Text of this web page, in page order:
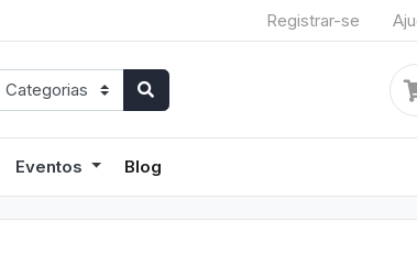
Registrar-se
Eventos Blog